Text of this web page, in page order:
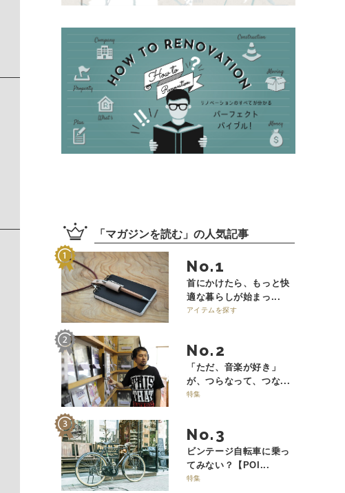
「 マガジンを読む 」の人気記事
No.
首にかけたら、もっと快
適な暮らしが始まっ...
アイテムを探す
No.
「ただ、音楽が好き」
が、つらなって、つな...
特集
No.
ビンテージ自転車に乗っ
てみない？【POI...
特集